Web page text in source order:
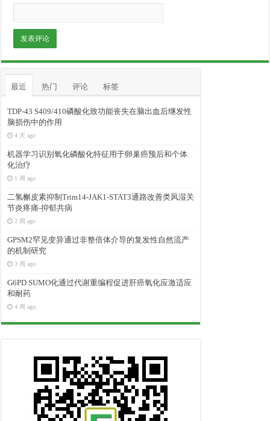
最近 热门 评论 标签
TDP-43 S409/410磷酸化致功能丧失在脑出血后继发性
脑损伤中的作用
4 天 ago
机器学习识别氧化磷酸化特征用于卵巢癌预后和个体
化治疗
1 周 ago
二氢槲皮素抑制Trim14-JAK1-STAT3通路改善类风湿关
节炎疼痛-抑郁共病
2 周 ago
GPSM2罕见变异通过非整倍体介导的复发性自然流产
的机制研究
3 周 ago
G6PD SUMO化通过代谢重编程促进肝癌氧化应激适应
和耐药
4 周 ago